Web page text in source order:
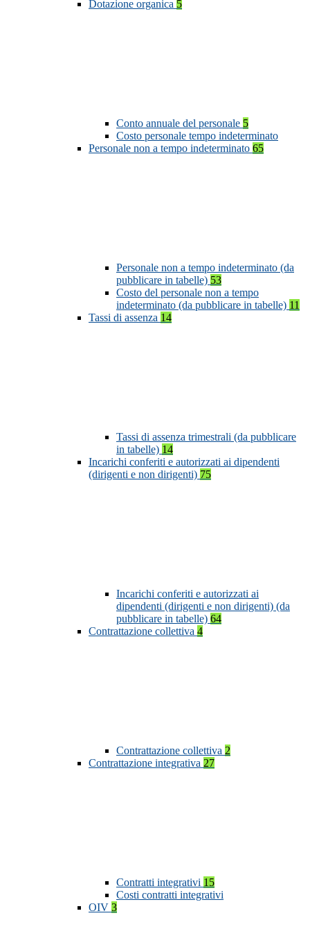
Dotazione organica 5
Conto annuale del personale 5
Costo personale tempo indeterminato
Personale non a tempo indeterminato 65
Personale non a tempo indeterminato (da
pubblicare in tabelle) 53
Costo del personale non a tempo
indeterminato (da pubblicare in tabelle) 11
Tassi di assenza 14
Tassi di assenza trimestrali (da pubblicare
in tabelle) 14
Incarichi conferiti e autorizzati ai dipendenti
(dirigenti e non dirigenti) 75
Incarichi conferiti e autorizzati ai
dipendenti (dirigenti e non dirigenti) (da
pubblicare in tabelle) 64
Contrattazione collettiva 4
Contrattazione collettiva 2
Contrattazione integrativa 27
Contratti integrativi 15
Costi contratti integrativi
OIV 3